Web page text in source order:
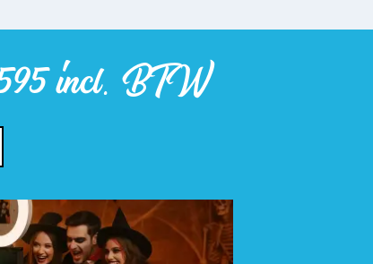
incl. BTW